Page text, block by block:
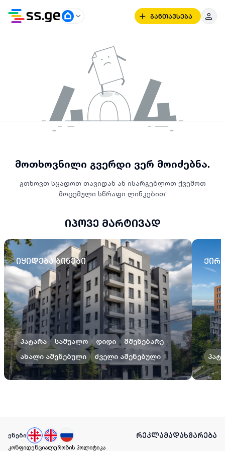
განთავსება
მოთხოვნილი გვერდი ვერ მოიძებნა.
გთხოვთ სცადოთ თავიდან ან ისარგებლოთ ქვემოთ
მოცემული სწრაფი ლინკებით:
იპოვე მარტივად
იყიდება ბინები
პატარა საშუალო დიდი
მშენებარე
ახალი აშენებული
ძველი აშენებული
ენები რეკლამადახმარება
კონფიდენციალურობის პოლიტიკა